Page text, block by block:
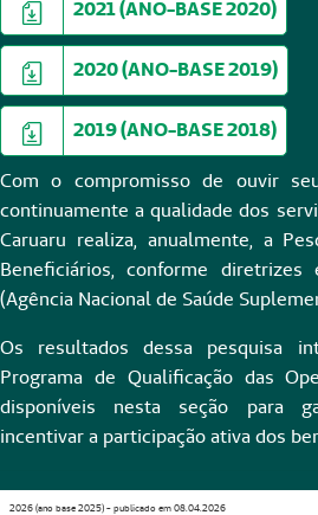
2021 (ANO-BASE 2020)
2020 (ANO-BASE 2019)
2019 (ANO-BASE 2018)
Com o compromisso de ouvir
continuamente a qualidade dos
Caruaru realiza, anualmente, a
Beneficiários, conforme diretrizes
(Agência Nacional de Saúde
Os resultados dessa pesquisa
Programa de Qualificação das
disponíveis nesta seção para
incentivar a participação ativa dos
2026 (ano base 2025) - publicado em 08.04.2026